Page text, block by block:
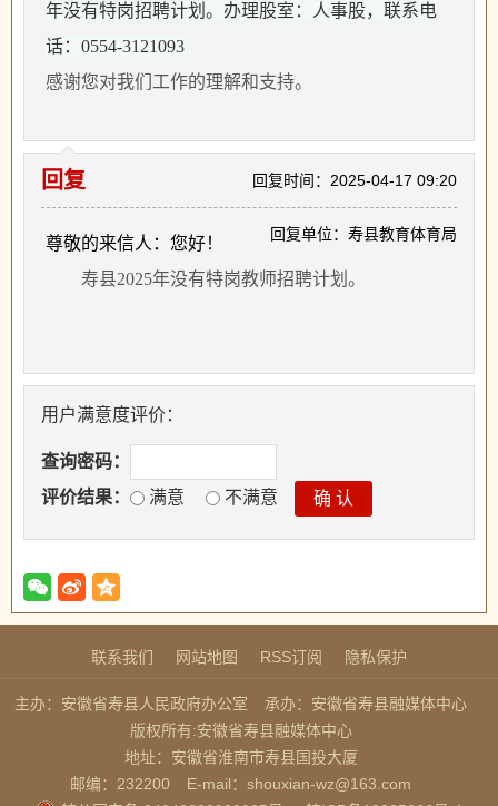
年没有特岗招聘计划。办理股室：人事股，联系电
话：0554-3121093
感谢您对我们工作的理解和支持。
回复时间：2025-04-17 09:20
回复单位：寿县教育体育局
回复
尊敬的来信人：您好！
寿县2025年没有特岗教师招聘计划。
用户满意度评价：
查询密码：
评价结果：
满意 不满意
联系我们 网站地图 RSS订阅 隐私保护
主办：安徽省寿县人民政府办公室
承办：安徽省寿县融媒体中心
版权所有:安徽省寿县融媒体中心
地址：安徽省淮南市寿县国投大厦
邮编：232200
E-mail：shouxian-wz@163.com